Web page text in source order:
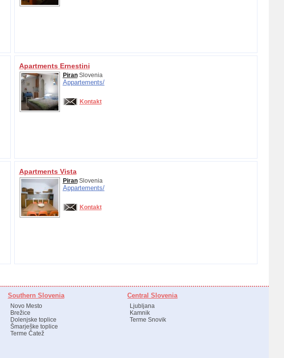
Apartments Ernestini
PiranSlovenia
Appartements/
Kontakt
Apartments Vista
PiranSlovenia
Appartements/
Kontakt
Southern Slovenia
Novo Mesto
Brežice
Dolenjske toplice
Šmarješke toplice
Terme Čatež
Central Slovenia
Ljubljana
Kamnik
Terme Snovik